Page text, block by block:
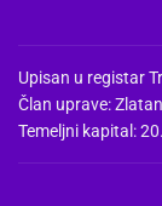
Upisan u registar
Član uprave:
Temeljni kapital: